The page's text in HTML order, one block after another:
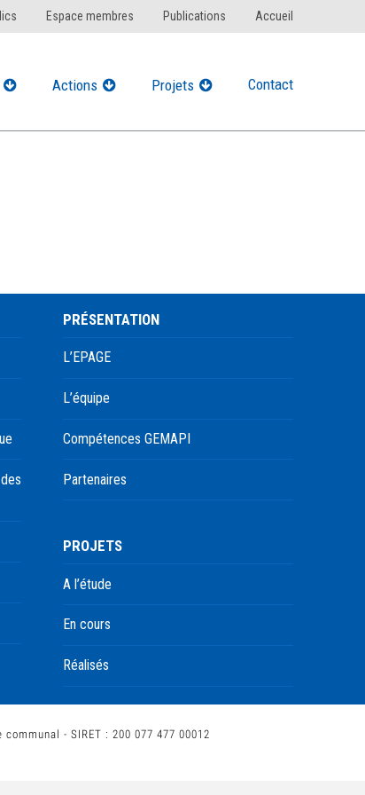
Espace membres Publications Accueil
Actions Projets Contact
PRÉSENTATION
L’EPAGE
L’équipe
Compétences GEMAPI
Partenaires
PROJETS
A l’étude
En cours
Réalisés
- SIRET : 200 077 477 00012